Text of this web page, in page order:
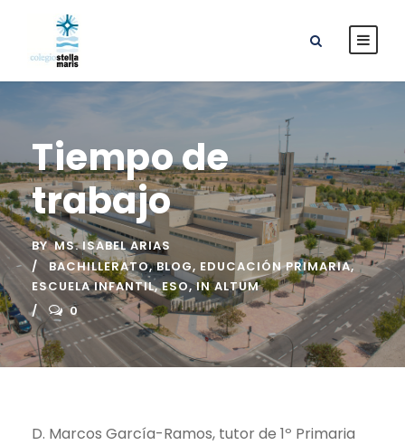
Tiempo de
trabajo
BY MS. ISABEL ARIAS
BACHILLERATO, BLOG, EDUCACIÓN PRIMARIA,
ESCUELA INFANTIL, ESO, IN ALTUM
0
D. Marcos García-Ramos, tutor de 1º Primaria